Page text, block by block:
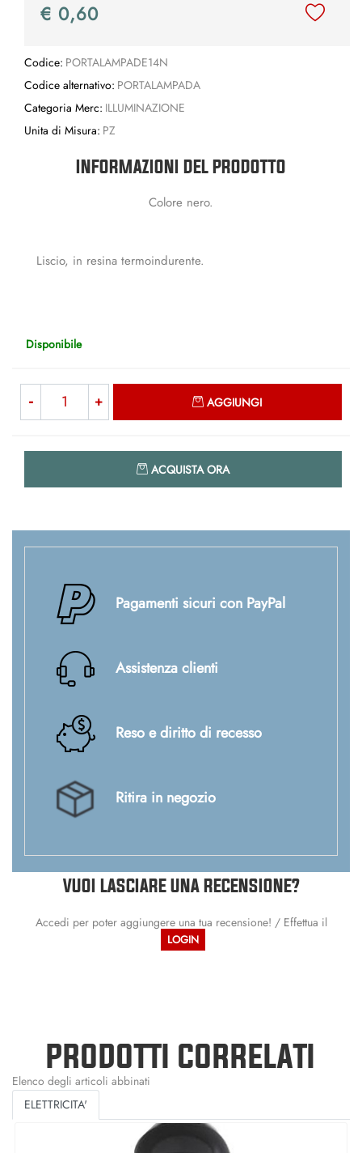
€ 0,60
Codice: PORTALAMPADE14N
Codice alternativo: PORTALAMPADA
Categoria Merc: ILLUMINAZIONE
Unita di Misura: PZ
INFORMAZIONI DEL PRODOTTO
Colore nero.
Liscio, in resina termoindurente.
Disponibile
AGGIUNGI
ACQUISTA ORA
Pagamenti sicuri con PayPal
Assistenza clienti
Reso e diritto di recesso
Ritira in negozio
VUOI LASCIARE UNA RECENSIONE?
Accedi per poter aggiungere una tua recensione! / Effettua il
LOGIN
PRODOTTI CORRELATI
Elenco degli articoli abbinati
ELETTRICITA'